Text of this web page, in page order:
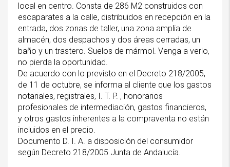
local en centro. Consta de 286 M2 construidos con
escaparates a la calle, distribuidos en recepción en la
entrada, dos zonas de taller, una zona amplia de
almacén, dos despachos y dos áreas cerradas, un
baño y un trastero. Suelos de mármol. Venga a verlo,
no pierda la oportunidad.
De acuerdo con lo previsto en el Decreto 218/2005,
de 11 de octubre, se informa al cliente que los gastos
notariales, registrales, I. T. P. , honorarios
profesionales de intermediación, gastos financieros,
y otros gastos inherentes a la compraventa no están
incluidos en el precio.
Documento D. I. A. a disposición del consumidor
según Decreto 218/2005 Junta de Andalucía.